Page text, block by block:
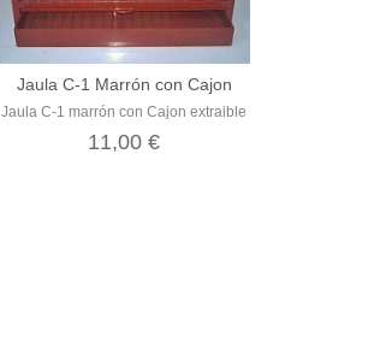
Jaula C-1 Marrón con Cajon
Jaula C-1 marrón con Cajon extraible
11,00 €